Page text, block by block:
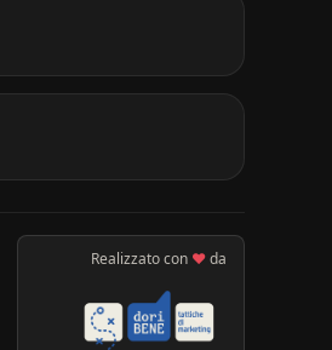
Realizzato con ♥da